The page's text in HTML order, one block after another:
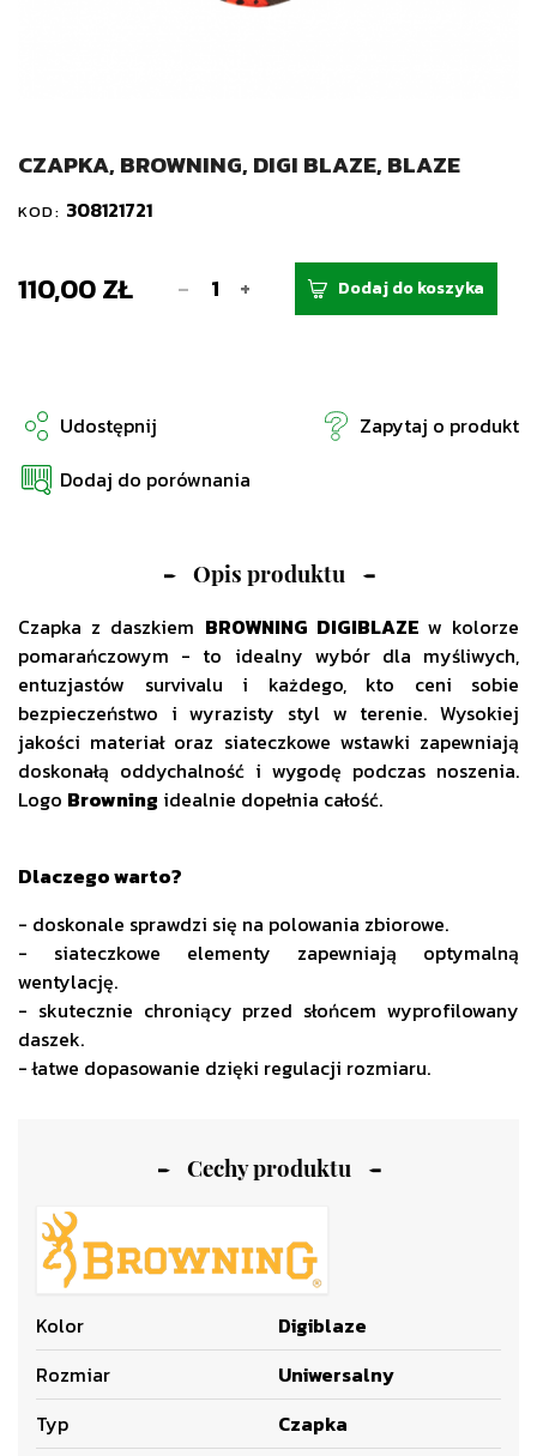
CZAPKA, BROWNING, DIGI BLAZE, BLAZE
KOD: 308121721
110,00 ZŁ - + Dodaj do koszyka
Udostępnij
Zapytaj o produkt
Dodaj do porównania
Cechy produktu
Kolor
Digiblaze
Rozmiar
Uniwersalny
Typ
Czapka
Opis produktu
Czapka z daszkiem BROWNING DIGIBLAZE w kolorze
pomarańczowym - to idealny wybór dla myśliwych,
entuzjastów survivalu i każdego, kto ceni sobie
bezpieczeństwo i wyrazisty styl w terenie. Wysokiej
jakości materiał oraz siateczkowe wstawki zapewniają
doskonałą oddychalność i wygodę podczas noszenia.
Logo Browning idealnie dopełnia całość.
Dlaczego warto?
- doskonale sprawdzi się na polowania zbiorowe.
- siateczkowe elementy zapewniają optymalną
wentylację.
- skutecznie chroniący przed słońcem wyprofilowany
daszek.
- łatwe dopasowanie dzięki regulacji rozmiaru.